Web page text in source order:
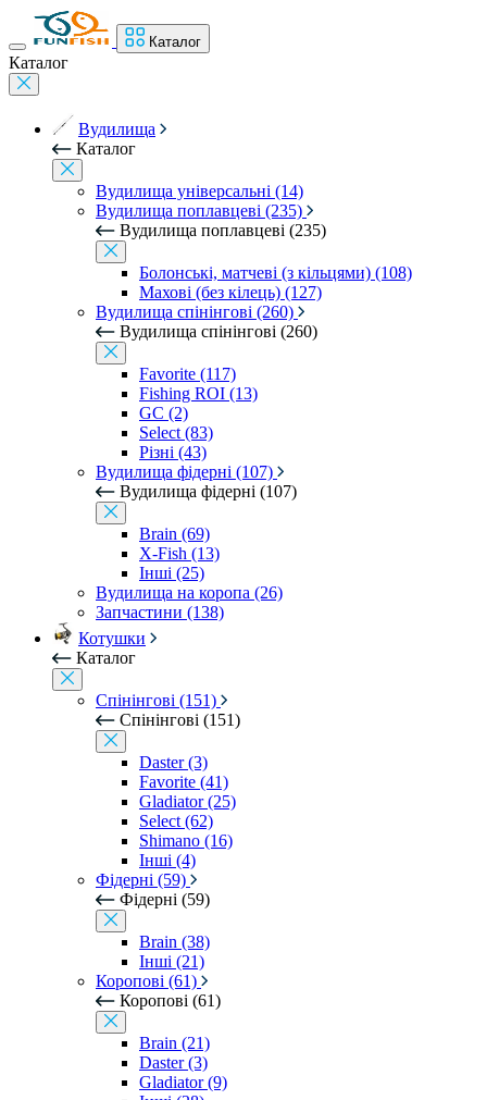
Каталог
Каталог
Вудилища
Каталог
Вудилища універсальні (14)
Вудилища поплавцеві (235)
Вудилища поплавцеві (235)
Болонські, матчеві (з кільцями) (108)
Махові (без кілець) (127)
Вудилища спінінгові (260)
Вудилища спінінгові (260)
Favorite (117)
Fishing ROI (13)
GC (2)
Select (83)
Різні (43)
Вудилища фідерні (107)
Вудилища фідерні (107)
Brain (69)
X-Fish (13)
Інші (25)
Вудилища на коропа (26)
Запчастини (138)
Котушки
Каталог
Спінінгові (151)
Спінінгові (151)
Daster (3)
Favorite (41)
Gladiator (25)
Select (62)
Shimano (16)
Інші (4)
Фідерні (59)
Фідерні (59)
Brain (38)
Інші (21)
Коропові (61)
Коропові (61)
Brain (21)
Daster (3)
Gladiator (9)